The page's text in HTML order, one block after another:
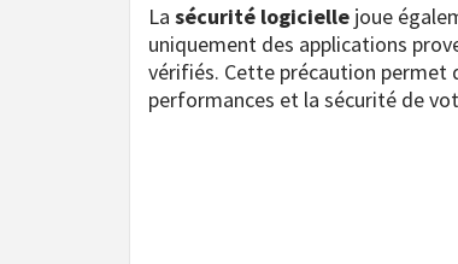
La sécurité logicielle joue
uniquement des applications
vérifiés. Cette précaution permet
performances et la sécurité de